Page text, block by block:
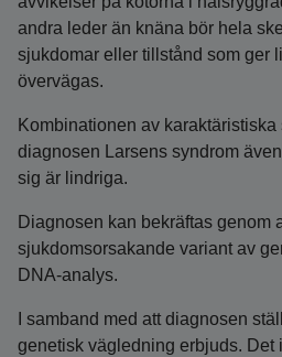
andra leder än knäna bör hela
sjukdomar eller tillstånd som ger
övervägas.
Kombinationen av karaktäristiska
diagnosen Larsens syndrom
sig är lindriga.
Diagnosen kan bekräftas genom
sjukdomsorsakande variant av
DNA-analys.
I samband med att diagnosen
genetisk vägledning erbjuds. Det